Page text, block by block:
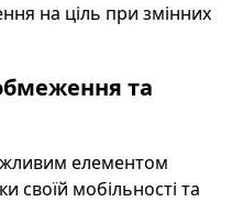
на ціль при змінних
та
елементом
своїй мобільності та